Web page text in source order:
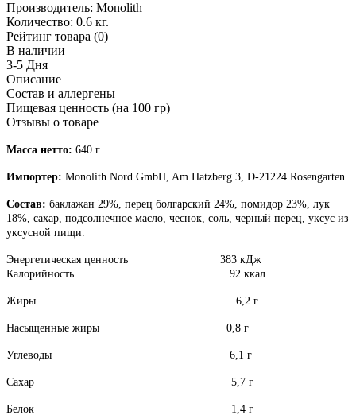
Производитель: Monolith
Количество: 0.6 кг.
Рейтинг товара (0)
В наличии
3-5 Дня
Описание
Состав и аллергены
Пищевая ценность (на 100 гр)
Отзывы о товаре
Масса нетто: 640 г
Импортер: Monolith Nord GmbH, Am Hatzberg 3, D-21224 Rosengarten.
Состав: баклажан 29%, перец болгарский 24%, помидор 23%, лук
18%, сахар, подсолнечное масло, чеснок, соль, черный перец, уксус из
уксусной пищи.
Энергетическая ценность 383 кДж
Калорийность 92 ккал
Жиры 6,2 г
Насыщенные жиры 0,8 г
Углеводы 6,1 г
Сахар 5,7 г
Белок 1,4 г